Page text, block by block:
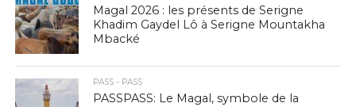
Magal 2026 : les présents de Serigne
Khadim Gaydel Lô à Serigne Mountakha
Mbacké
PASS - PASS
PASSPASS: Le Magal, symbole de la